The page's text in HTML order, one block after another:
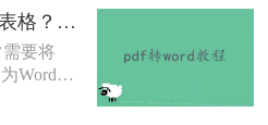
免费呢？
将PDF
pdf表格怎么转换成word表格？这4种方法很常见！
要将
Word表
表格怎
详细介